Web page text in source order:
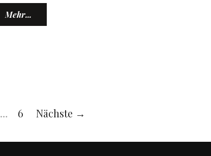
Mehr...
… 6 Nächste →